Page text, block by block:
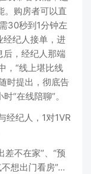
。购房者可以直
30秒到1分钟左
经纪人接单，进
后，经纪人那端
，“线上堪比线
时提出，彻底告
“在线陪聊”。
经纪人，1对1VR
差不在家”、“预
想出门看房”...